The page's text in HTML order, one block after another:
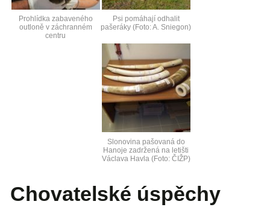
Prohlídka zabaveného
outloně v záchranném
centru
Psi pomáhají odhalit
pašeráky (Foto: A. Sniegon)
Slonovina pašovaná do
Hanoje zadržená na letišti
Václava Havla (Foto: ČIŽP)
Chovatelské úspěchy